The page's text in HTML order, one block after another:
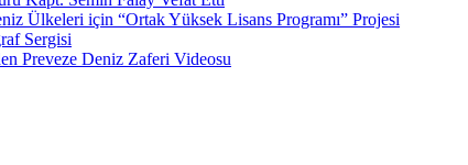
Ülkeleri için “Ortak Yüksek Lisans Programı” Projesi
Sergisi
Preveze Deniz Zaferi Videosu